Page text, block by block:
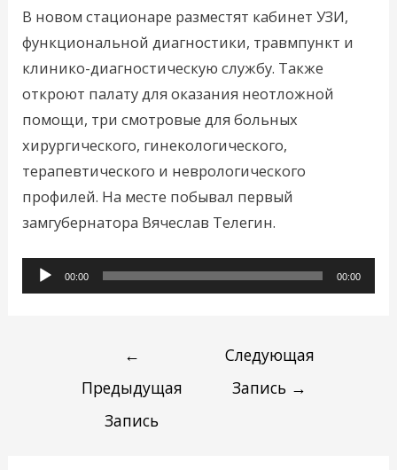
В новом стационаре разместят кабинет УЗИ,
функциональной диагностики, травмпункт и
клинико-диагностическую службу. Также
откроют палату для оказания неотложной
помощи, три смотровые для больных
хирургического, гинекологического,
терапевтического и неврологического
профилей. На месте побывал первый
замгубернатора Вячеслав Телегин.
Аудиоплеер
00:00 00:00
←
Предыдущая
Запись
Следующая
Запись →